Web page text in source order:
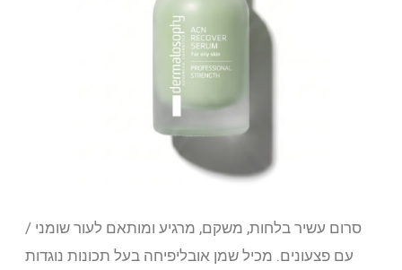
סרום עשיר בלחות, משקם, מרגיע ומותאם לעור שומני /
עם פצעונים. מכיל שמן אובליפיחה בעל תכונות נוגדות